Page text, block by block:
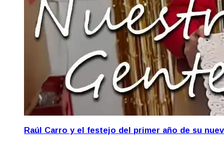
Raúl Carro y el festejo del primer año de su